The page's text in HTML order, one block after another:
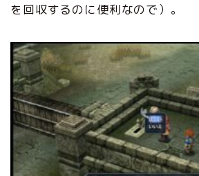
を回収するのに便利なので）。